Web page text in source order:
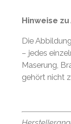
Hinweise
Die
– jedes
Maserung,
gehört nicht